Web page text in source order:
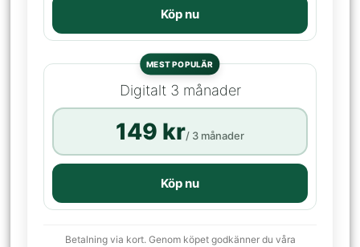
Köp nu
MEST POPULÄR
Digitalt 3 månader
149 kr/ 3 månader
Köp nu
Betalning via kort. Genom köpet godkänner du våra